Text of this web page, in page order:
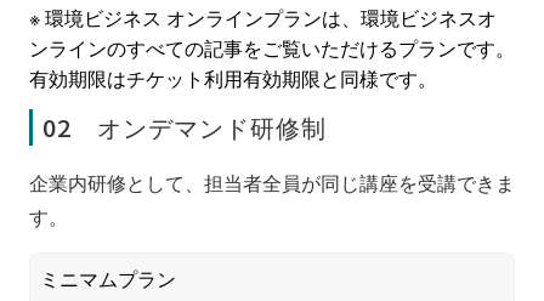
※ 環境ビジネス オンラインプランは、環境ビジネスオ
ンラインのすべての記事をご覧いただけるプランです。
有効期限はチケット利用有効期限と同様です。
02 オンデマンド研修制
企業内研修として、担当者全員が同じ講座を受講できま
す。
ミニマムプラン